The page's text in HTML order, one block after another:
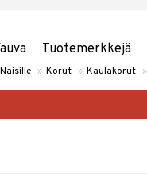
Tuotemerkkejä
Naisille » Korut » Kaulakorut »